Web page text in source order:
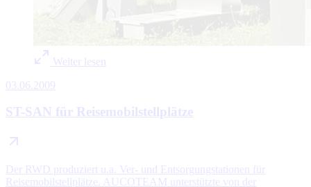
Weiter lesen
03.06.2009
ST-SAN für Reisemobilstellplätze
Der RWD produziert u.a. Ver- und Entsorgungstationen für
Reisemobilstellplätze. AUCOTEAM unterstützte von der